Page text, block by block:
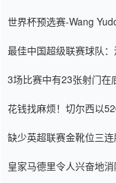
世界杯预选赛-Wang
最佳中国超级联赛球队
3场比赛中有23张射门在
花钱找麻烦！切尔西以
缺少英超联赛金靴位三
皇家马德里令人兴奋地